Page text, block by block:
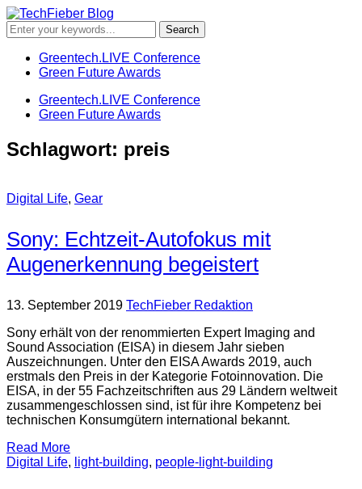
Greentech.LIVE Conference
Green Future Awards
Greentech.LIVE Conference
Green Future Awards
Schlagwort: preis
Digital Life, Gear
Sony: Echtzeit-Autofokus mit
Augenerkennung begeistert
13. September 2019 TechFieber Redaktion
Sony erhält von der renommierten Expert Imaging and
Sound Association (EISA) in diesem Jahr sieben
Auszeichnungen. Unter den EISA Awards 2019, auch
erstmals den Preis in der Kategorie Fotoinnovation. Die
EISA, in der 55 Fachzeitschriften aus 29 Ländern weltweit
zusammengeschlossen sind, ist für ihre Kompetenz bei
technischen Konsumgütern international bekannt.
Read More
Digital Life, light-building, people-light-building